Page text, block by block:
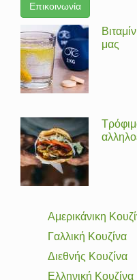
Επικοινωνία
μας
Αμερικάνικη
Γαλλική Κουζίνα
Διεθνής Κουζίνα
Ελληνική Κουζίνα